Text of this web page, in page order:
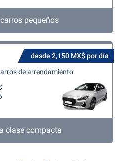
pequeños
desde 2,150 MX$ por día
de arrendamiento
clase compacta